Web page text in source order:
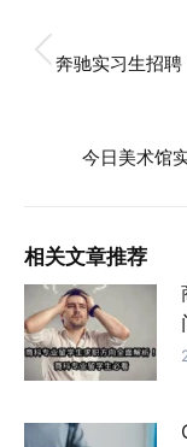
章 奔驰实习生招
今日美术馆
相关文章推荐